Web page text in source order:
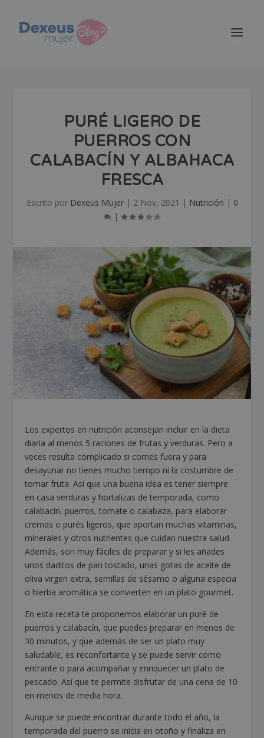
PURÉ LIGERO DE
PUERROS CON
CALABACÍN Y ALBAHACA
FRESCA
Escrito por Dexeus Mujer| 2 Nov, 2021 | Nutrición | 0
|
Los expertos en nutrición aconsejan incluir en la dieta
diaria al menos 5 raciones de frutas y verduras. Pero a
veces resulta complicado si comes fuera y para
desayunar no tienes mucho tiempo ni la costumbre de
tomar fruta. Así que una buena idea es tener siempre
en casa verduras y hortalizas de temporada, como
calabacín, puerros, tomate o calabaza, para elaborar
cremas o purés ligeros, que aportan muchas vitaminas,
minerales y otros nutrientes que cuidan nuestra salud.
Además, son muy fáciles de preparar y si les añades
unos daditos de pan tostado, unas gotas de aceite de
oliva virgen extra, semillas de sésamo o alguna especia
o hierba aromática se convierten en un plato gourmet.
En esta receta te proponemos elaborar un puré de
puerros y calabacín, que puedes preparar en menos de
30 minutos, y que además de ser un plato muy
saludable, es reconfortante y se puede servir como
entrante o para acompañar y enriquecer un plato de
pescado. Así que te permite disfrutar de una cena de 10
en menos de media hora.
Aunque se puede encontrar durante todo el año, la
temporada del puerro se inicia en otoño y finaliza en